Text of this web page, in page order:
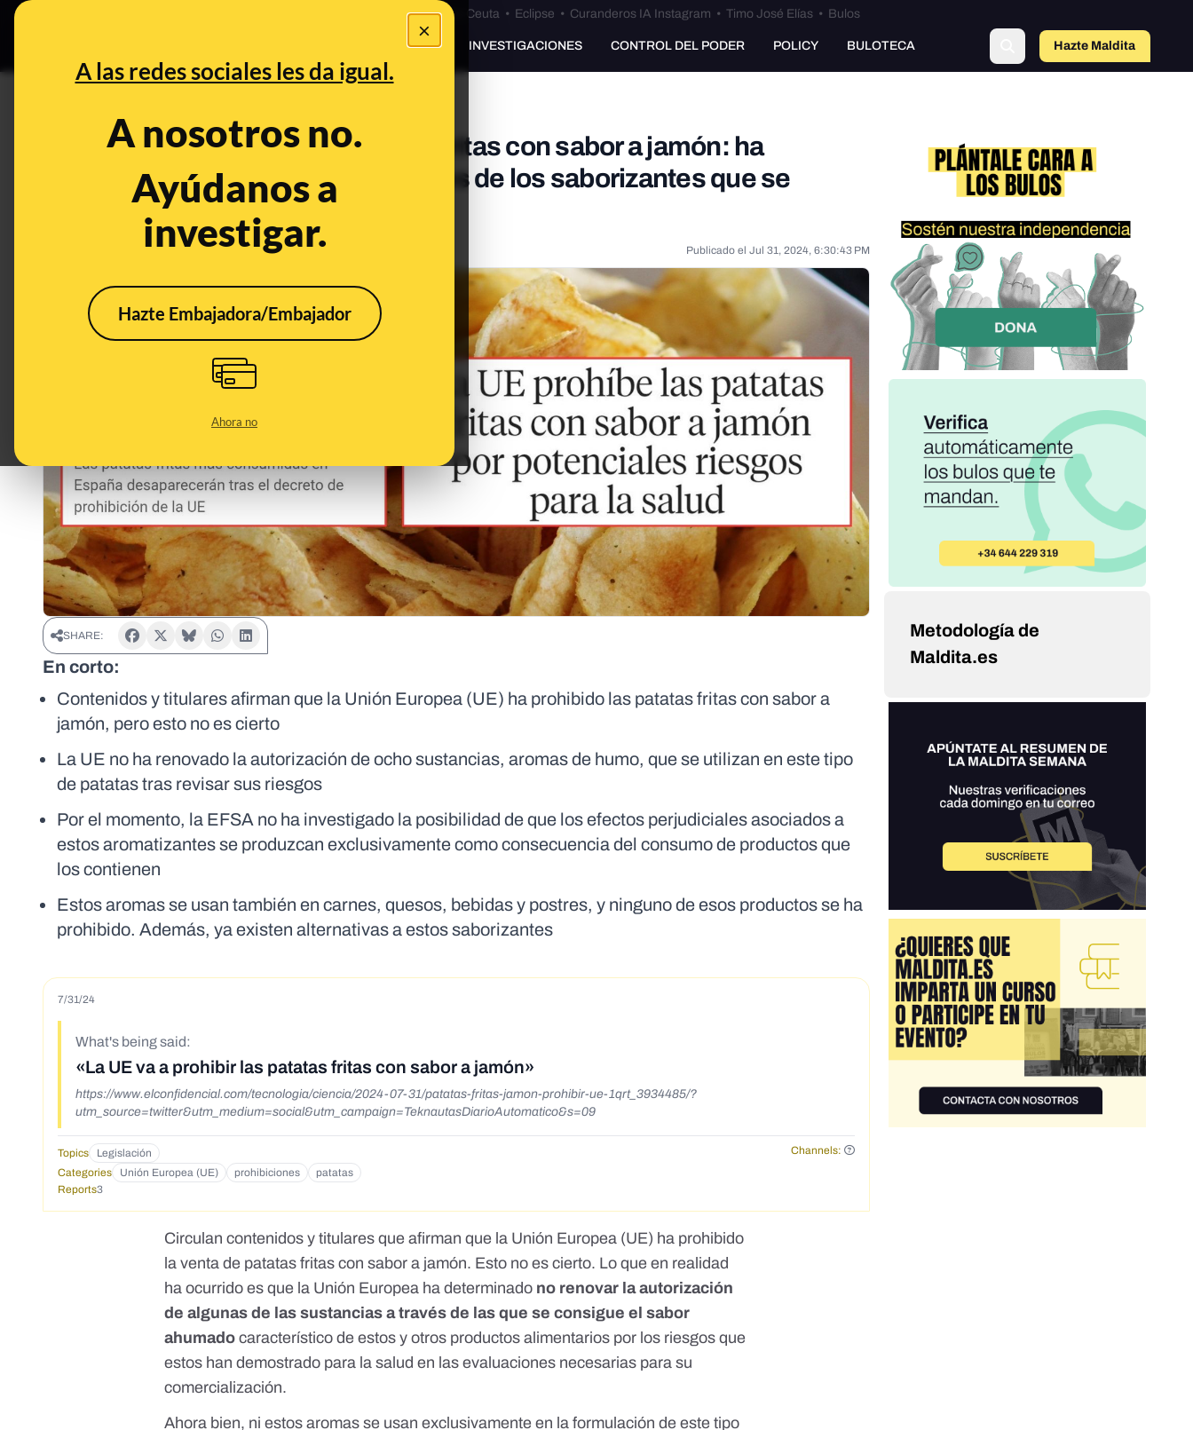
×
A las redes sociales les da igual.
A nosotros no.
Ayúdanos a
investigar.
Hazte Embajadora/Embajador
Ahora no
Especial Ceuta•Bulos Ceuta • Eclipse • Curanderos IA Instagram • Timo José Elías • Bulos
PREBUNKING INVESTIGACIONES CONTROL DEL PODER POLICY BULOTECA Hazte Maldito
La UE no ha prohibido las patatas fritas con sabor a jamón: ha
revocado la autorización de algunos de los saborizantes que se
utilizan en este y otros productos
Publicado el Jul 31, 2024, 6:30:43 PM
SHARE:
En corto:
Contenidos y titulares afirman que la Unión Europea (UE) ha prohibido las patatas fritas con sabor a
jamón, pero esto no es cierto
La UE no ha renovado la autorización de ocho sustancias, aromas de humo, que se utilizan en este tipo
de patatas tras revisar sus riesgos
Por el momento, la EFSA no ha investigado la posibilidad de que los efectos perjudiciales asociados a
estos aromatizantes se produzcan exclusivamente como consecuencia del consumo de productos que
los contienen
Estos aromas se usan también en carnes, quesos, bebidas y postres, y ninguno de esos productos se ha
prohibido. Además, ya existen alternativas a estos saborizantes
7/31/24
What's being said:
«La UE va a prohibir las patatas fritas con sabor a jamón»
https://www.elconfidencial.com/tecnologia/ciencia/2024-07-31/patatas-fritas-jamon-prohibir-ue-1qrt_3934485/?
utm_source=twitter&utm_medium=social&utm_campaign=TeknautasDiarioAutomatico&s=09
Topics Legislación
Channels:
Categories
Unión Europea (UE) prohibiciones
patatas
Reports3
Circulan contenidos ytitulares que afirman que la Unión Europea (UE) ha prohibido
la venta de patatas fritas con sabor a jamón. Esto no es cierto. Lo que en realidad
ha ocurrido es que la Unión Europea ha determinado no renovar la autorización
de algunas de las sustancias a través de las que se consigue el sabor
ahumadocaracterístico de estos y otros productos alimentarios por los riesgos que
estos han demostrado para la salud en las evaluaciones necesarias para su
comercialización.
Ahora bien, ni estos aromas se usan exclusivamente en la formulación de este tipo
Metodología de
Maldita.es